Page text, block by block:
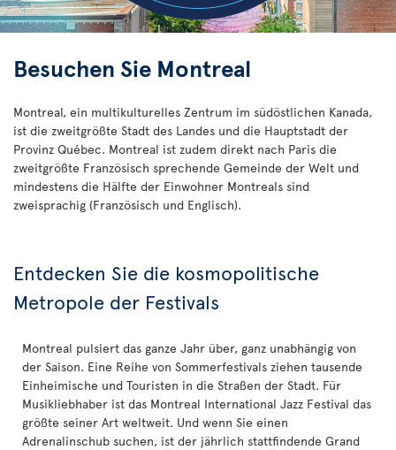
Besuchen Sie Montreal
Montreal, ein multikulturelles Zentrum im südöstlichen Kanada,
ist die zweitgrößte Stadt des Landes und die Hauptstadt der
Provinz Québec. Montreal ist zudem direkt nach Paris die
zweitgrößte Französisch sprechende Gemeinde der Welt und
mindestens die Hälfte der Einwohner Montreals sind
zweisprachig (Französisch und Englisch).
Entdecken Sie die kosmopolitische
Metropole der Festivals
Montreal pulsiert das ganze Jahr über, ganz unabhängig von
der Saison. Eine Reihe von Sommerfestivals ziehen tausende
Einheimische und Touristen in die Straßen der Stadt. Für
Musikliebhaber ist das Montreal International Jazz Festival das
größte seiner Art weltweit. Und wenn Sie einen
Adrenalinschub suchen, ist der jährlich stattfindende Grand